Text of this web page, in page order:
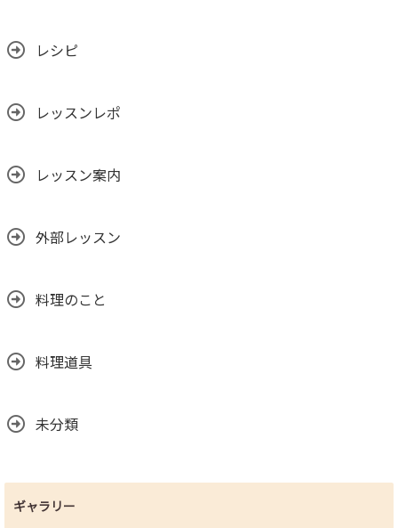
レシピ
レッスンレポ
レッスン案内
外部レッスン
料理のこと
料理道具
未分類
ギャラリー